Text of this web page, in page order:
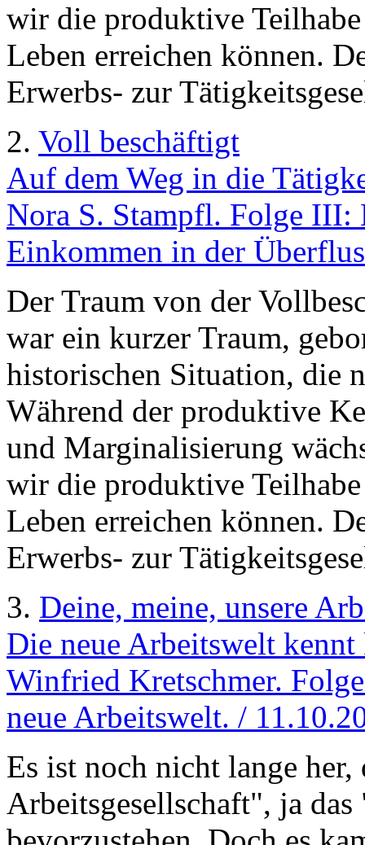
wir die produktive
Leben erreichen können.
Erwerbs- zur
2. Voll beschäftigt
Auf dem Weg in die
Nora S. Stampfl. Folge
Einkommen in der
Der Traum von der
war ein kurzer Traum,
historischen Situation, die
Während der produktive
und Marginalisierung
wir die produktive
Leben erreichen können.
Erwerbs- zur
3. Deine, meine, unsere
Die neue Arbeitswelt
Winfried Kretschmer.
neue Arbeitswelt. /
Es ist noch nicht lange her,
Arbeitsgesellschaft", ja